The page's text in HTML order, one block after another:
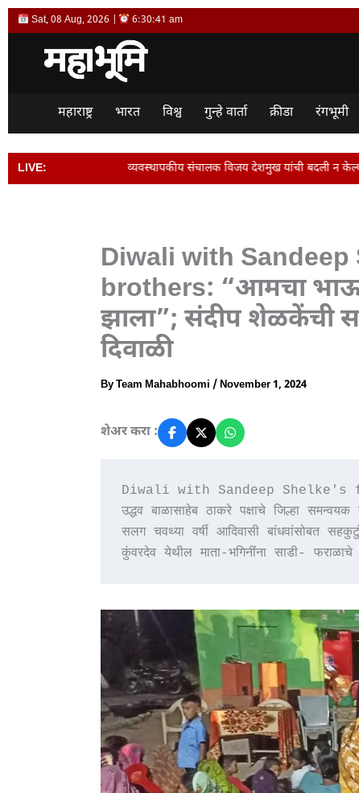
Skip
to
Sat, 08 Aug, 2026 | 6:30:42 am
महाराष्ट्र भारत विश्व गुन्हे वार्ता क्रीडा रंगभूमी
LIVE:
व्यवस्थापकीय संचालक विजय देशमुख यांची बदली न केल्यास पद सोडेल… •
Diwali with
brothers: “आमचा
झाला”; संदीप शेळकेंची
दिवाळी
ByTeam Mahabhoomi /November 1, 2024
शेअर करा :
Diwali with Sandeep Shelke's
उद्धव बाळासाहेब ठाकरे पक्षाचे जिल्हा
सलग चवथ्या वर्षी आदिवासी बांधवांसोबत
कुंवरदेव येथील माता-भगिनींना साडी-